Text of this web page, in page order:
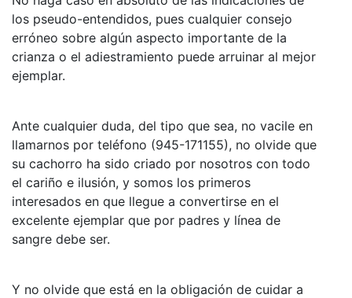
los pseudo-entendidos, pues cualquier consejo
erróneo sobre algún aspecto importante de la
crianza o el adiestramiento puede arruinar al mejor
ejemplar.
Ante cualquier duda, del tipo que sea, no vacile en
llamarnos por teléfono (945-171155), no olvide que
su cachorro ha sido criado por nosotros con todo
el cariño e ilusión, y somos los primeros
interesados en que llegue a convertirse en el
excelente ejemplar que por padres y línea de
sangre debe ser.
Y no olvide que está en la obligación de cuidar a